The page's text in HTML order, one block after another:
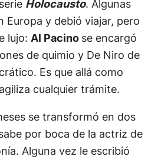
Holocausto. Algunas
Europa y debió viajar, pero
lujo: Al Pacino se encargó
de quimio y De Niro de
Es que allá como
cualquier trámite.
se transformó en dos
por boca de la actriz de
Alguna vez le escribió